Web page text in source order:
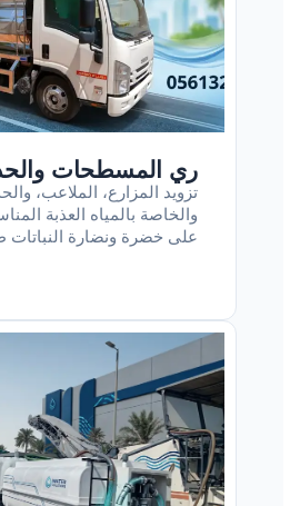
ري المسطحات
تزويد المزارع، الملاعب،
والخاصة بالمياه العذبة
على خضرة ونضارة النباتات